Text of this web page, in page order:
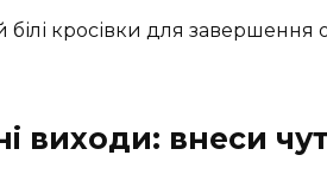
кросівки для завершення
виходи: внеси